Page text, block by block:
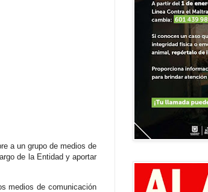
a un grupo de medios de
de la Entidad y aportar
medios de comunicación